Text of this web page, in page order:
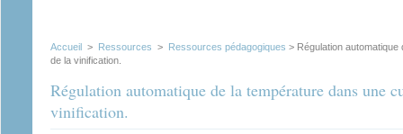
Accueil > Ressources > Ressources pédagogiques > Régulation
de la vinification.
Régulation automatique de la température dans une
vinification.